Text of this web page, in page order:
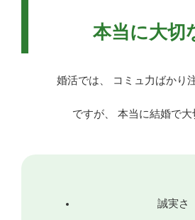
本当に大切
婚活では、 コミュ力ばかり
ですが、 本当に結婚で大
誠実さ